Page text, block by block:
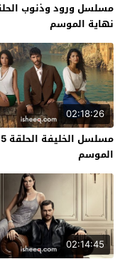
نهاية الموسم
02:18:26
الموسم
02:14:45